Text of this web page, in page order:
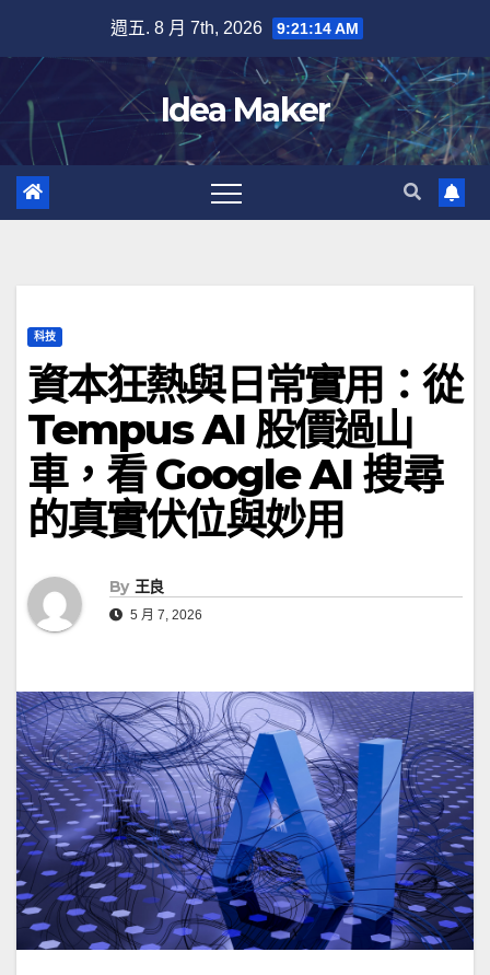
content
週五. 8 月 7th, 2026 9:21:15 AM
Idea Maker
科技
資本狂熱與日常實用：從
Tempus AI 股價過山
車，看 Google AI 搜尋
的真實伏位與妙用
By 王良
5 月 7, 2026